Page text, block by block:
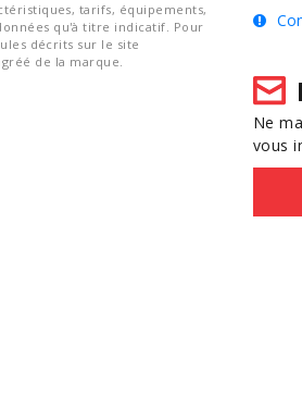
tarifs, équipements,
qu'à titre indicatif. Pour
décrits sur le site
de la marque.
Ne
vous